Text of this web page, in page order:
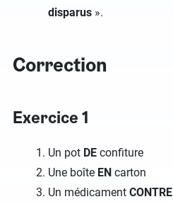
disparus ».
Correction
Exercice 1
Un pot DE confiture
Une boîte EN carton
Un médicament CONTRE